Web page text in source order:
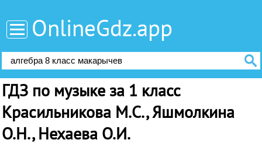
OnlineGdz.app
ГДЗ по музыке за 1 класс
Красильникова М.С., Яшмолкина
О.Н., Нехаева О.И.